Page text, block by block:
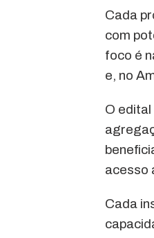
Cada
com
foco é
e, no
O
acesso
Cada